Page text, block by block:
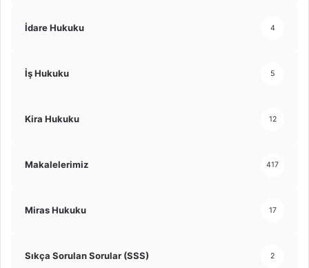
İdare Hukuku 4
İş Hukuku 5
Kira Hukuku 12
Makalelerimiz 417
Miras Hukuku 17
Sıkça Sorulan Sorular (SSS) 2